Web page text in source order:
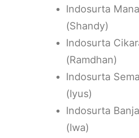
Indosurta
(Shandy)
Indosurta
(Ramdhan)
Indosurta
(Iyus)
Indosurta
(Iwa)